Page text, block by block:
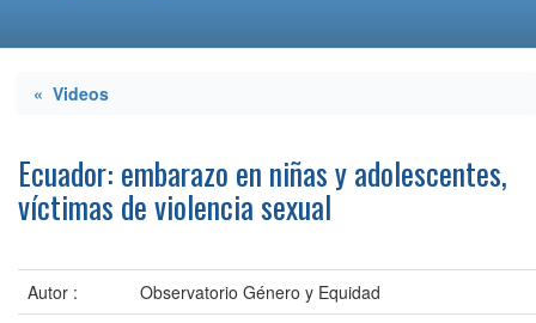
« Videos
Ecuador: embarazo en niñas y adolescentes,
víctimas de violencia sexual
Autor :
Observatorio Género y Equidad